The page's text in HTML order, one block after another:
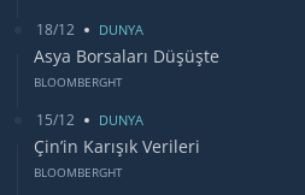
18/12 DUNYA
Asya Borsaları Düşüşte
BLOOMBERGHT
15/12 DUNYA
Çin’in Karışık Verileri
BLOOMBERGHT